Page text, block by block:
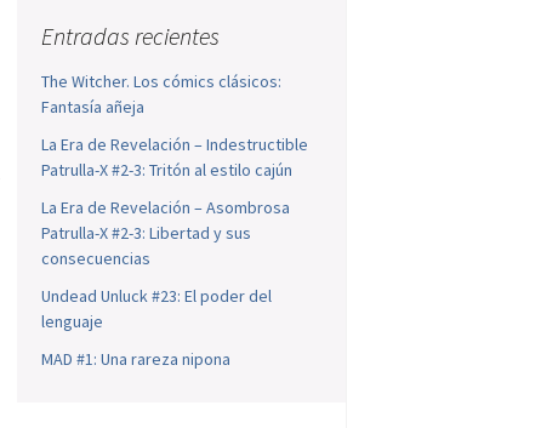
Entradas recientes
The Witcher. Los cómics clásicos:
Fantasía añeja
La Era de Revelación – Indestructible
Patrulla-X #2-3: Tritón al estilo cajún
La Era de Revelación – Asombrosa
Patrulla-X #2-3: Libertad y sus
consecuencias
Undead Unluck #23: El poder del
lenguaje
MAD #1: Una rareza nipona